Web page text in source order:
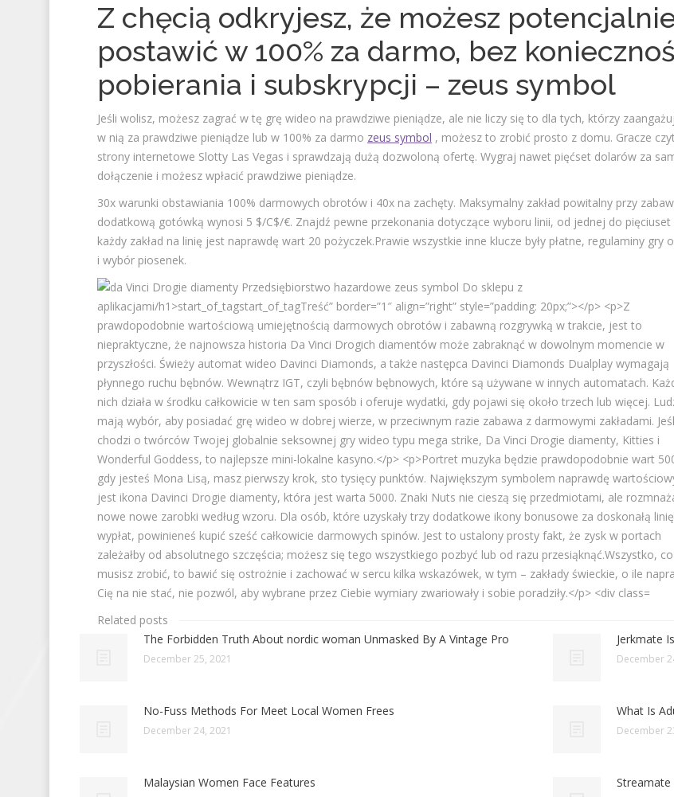
Z chęcią odkryjesz, że możesz
postawić w 100% za darmo, bez
pobierania i subskrypcji – zeus symbol
Jeśli wolisz, możesz zagrać w tę grę wideo na prawdziwe pieniądze, ale nie liczy się to dla tych, którzy
w nią za prawdziwe pieniądze lub w 100% za darmo zeus symbol , możesz to zrobić prosto z domu. Gracze
strony internetowe Slotty Las Vegas i sprawdzają dużą dozwoloną ofertę. Wygraj nawet pięćset dolarów za
dołączenie i możesz wpłacić prawdziwe pieniądze.
30x warunki obstawiania 100% darmowych obrotów i 40x na zachęty. Maksymalny zakład powitalny przy
dodatkową gotówką wynosi 5 $/C$/€. Znajdź pewne przekonania dotyczące wyboru linii, od jednej do pięciuset
każdy zakład na linię jest naprawdę wart 20 pożyczek.Prawie wszystkie inne klucze były płatne, regulaminy gry
i wybór piosenek.
Related posts
The Forbidden Truth About nordic woman Unmasked By A Vintage Pro
December 25, 2021
Jerkmate
December
No-Fuss Methods For Meet Local Women Frees
December 24, 2021
What Is
December
Malaysian Women Face Features Streamate